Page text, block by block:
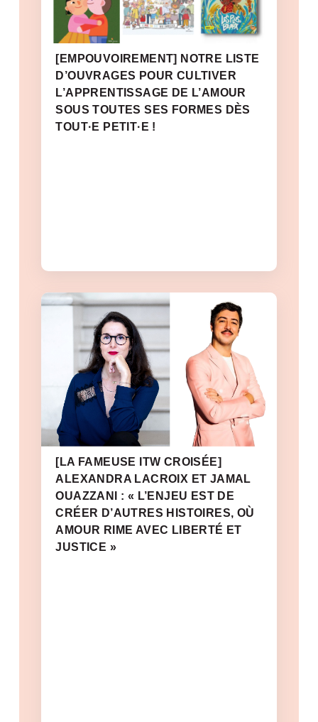
[EMPOUVOIREMENT] NOTRE LISTE
D’OUVRAGES POUR CULTIVER
L’APPRENTISSAGE DE L’AMOUR
SOUS TOUTES SES FORMES DÈS
TOUT·E PETIT·E !
[LA FAMEUSE ITW CROISÉE]
ALEXANDRA LACROIX ET JAMAL
OUAZZANI : « L’ENJEU EST DE
CRÉER D’AUTRES HISTOIRES, OÙ
AMOUR RIME AVEC LIBERTÉ ET
JUSTICE »